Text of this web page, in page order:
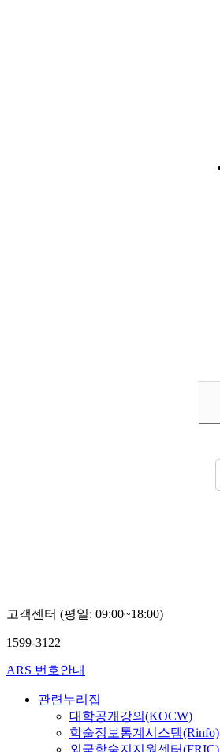
고객센터 (평일: 09:00~18:00)
1599-3122
ARS 번호안내
관련누리집
대학공개강의(KOCW)
학술정보통계시스템(Rinfo)